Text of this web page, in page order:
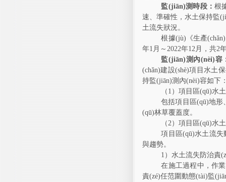
監(jiān)測時段：根
速、準確性，水土保持監
土流失狀況。
根據(jù)《生產
年1 月～ 2022年12 月，共2
監(jiān)測內(nèi)容
(chǎn)建設(shè)項目水土
持監(jiān)測內(nèi)容如下
（ 1 ）項目區(qū)水
包括項目區(qū)地形
(qū)林草覆蓋度。
（ 2 ）項目區(qū)水
項目區(qū)水土流
與趨勢。
1 ）水土流失防治責
在施工過程中，作業
責(zé)任范圍動態(tài)監